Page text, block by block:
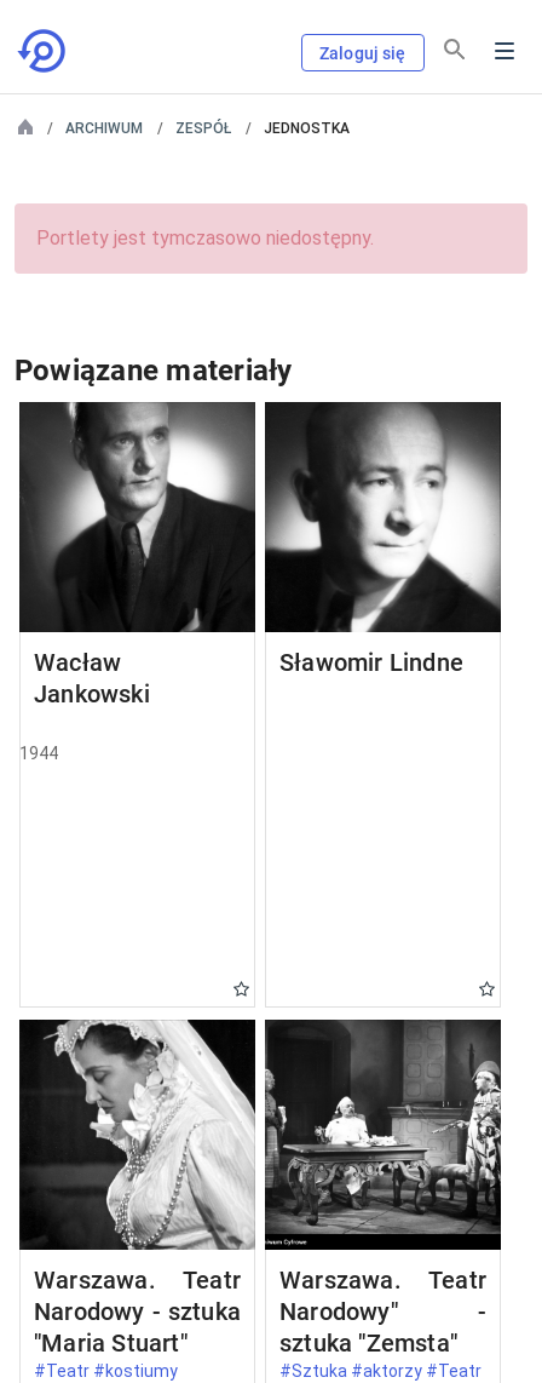
Zaloguj się
ARCHIWUM ZESPÓŁ JEDNOSTKA
Portlety jest tymczasowo niedostępny.
Powiązane materiały
Wacław
Jankowski
1944
Sławomir Lindner
Warszawa. Teatr
Narodowy - sztuka
"Maria Stuart"
#Teatr #kostiumy
Warszawa. Teatr
Narodowy" -
sztuka "Zemsta"
#Sztuka #aktorzy #Teatr